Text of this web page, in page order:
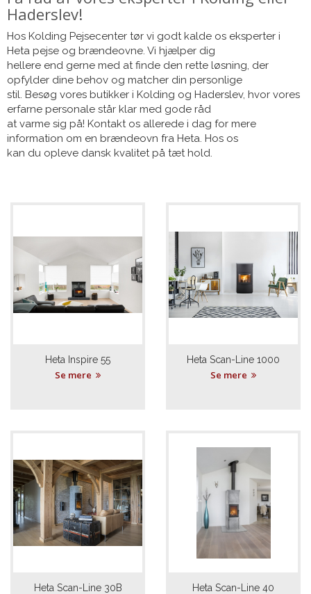
Haderslev!
Hos Kolding Pejsecenter tør vi godt kalde os eksperter i
Heta pejse og brændeovne. Vi hjælper dig
hellere end gerne med at finde den rette løsning, der
opfylder dine behov og matcher din personlige
stil. Besøg vores butikker i Kolding og Haderslev, hvor vores
erfarne personale står klar med gode råd
at varme sig på! Kontakt os allerede i dag for mere
information om en brændeovn fra Heta. Hos os
kan du opleve dansk kvalitet på tæt hold.
Heta Inspire 55
Se mere
Heta Scan-Line 1000
Se mere
Heta Scan-Line 30B Heta Scan-Line 40